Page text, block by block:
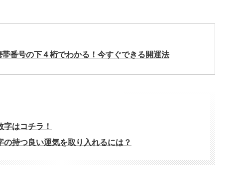
帯番号の下４桁でわかる！今すぐできる開運法
はコチラ！
の持つ良い運気を取り入れるには？